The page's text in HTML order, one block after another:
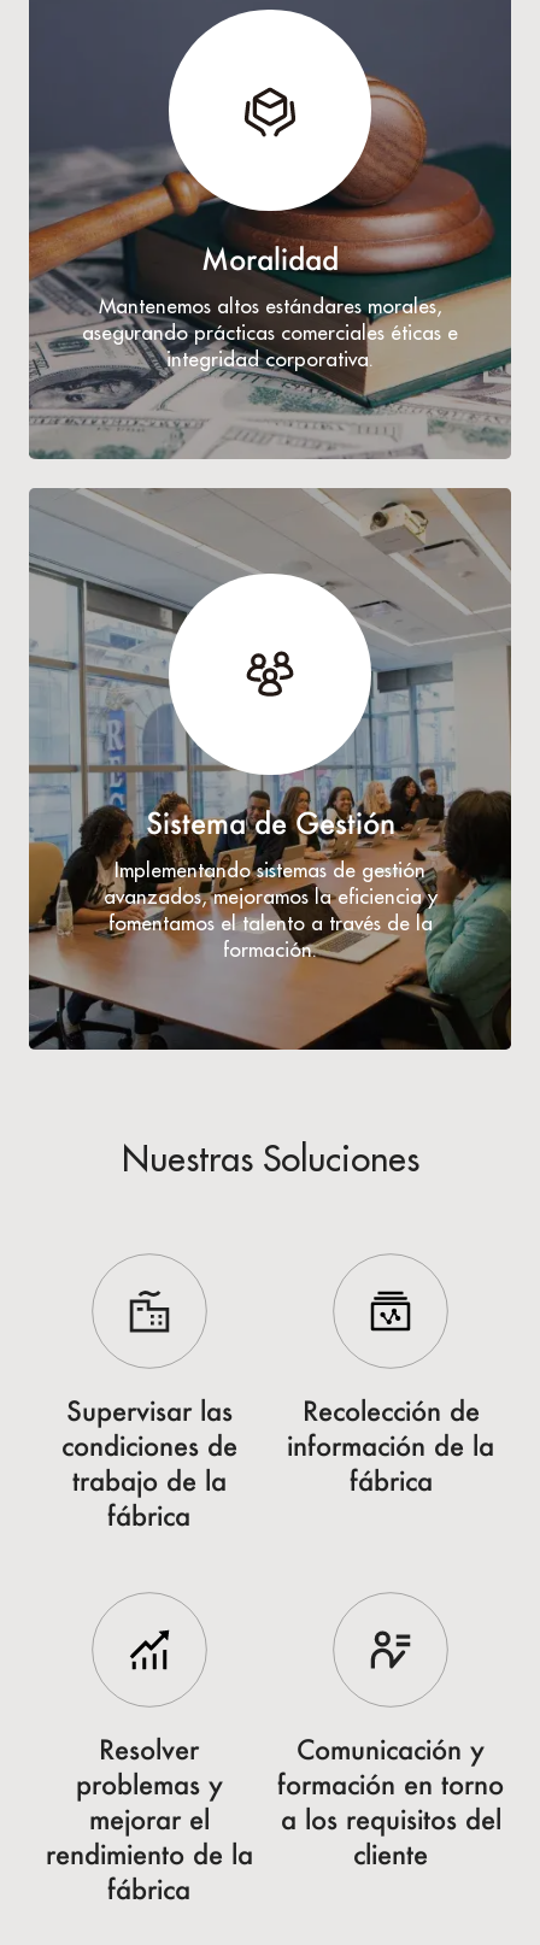
Moralidad
Mantenemos altos estándares morales,
asegurando prácticas comerciales éticas e
integridad corporativa.
Sistema de Gestión
Implementando sistemas de gestión
avanzados, mejoramos la eficiencia y
fomentamos el talento a través de la
formación.
Nuestras Soluciones
Supervisar las
condiciones de
trabajo de la
fábrica
Recolección de
información de la
fábrica
Resolver
problemas y
mejorar el
rendimiento de la
fábrica
Comunicación y
formación en torno
a los requisitos del
cliente